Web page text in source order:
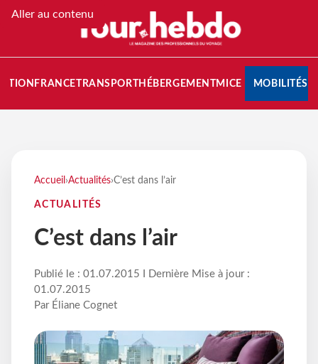
Aller au contenu
FRANCETRANSPORT HÉBERGEMENTMICE MOBILITÉS
Accueil ›Actualités›C’est dans l’air
ACTUALITÉS
C’est dans l’air
Publié le : 01.07.2015 I Dernière Mise à jour :
01.07.2015
Par Éliane Cognet